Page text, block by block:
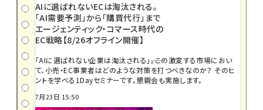
AIに選ばれないECは淘汰される。
「AI需要予測」から「購買代行」まで
エージェンティック・コマース時代の
EC戦略【8/26オフライン開催】
「AIに選ばれない企業は淘汰される」――。この激変する市場におい
て、小売・EC事業者はどのような対策を打つべきなのか？ そのヒ
ントを学べる1Dayセミナーです。懇親会も実施します。
7月23日 15:50